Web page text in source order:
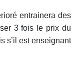
entrainera des
3 fois le prix du
s’il est enseignant.